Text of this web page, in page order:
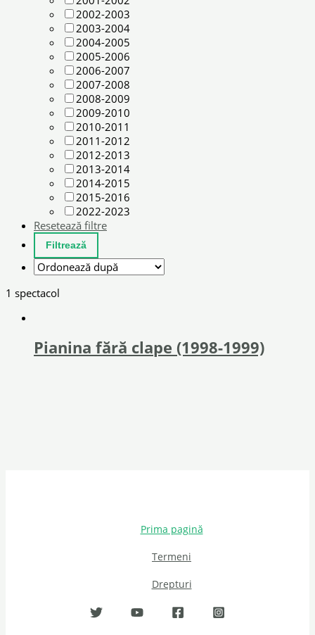
2002-2003
2003-2004
2004-2005
2005-2006
2006-2007
2007-2008
2008-2009
2009-2010
2010-2011
2011-2012
2012-2013
2013-2014
2014-2015
2015-2016
2022-2023
Resetează filtre
1 spectacol
Pianina fără clape (1998-1999)
Prima pagină
Termeni
Drepturi